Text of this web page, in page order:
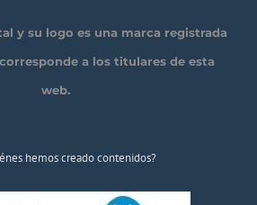
y su logo es una marca registrada
a los titulares de esta
web.
hemos creado contenidos?